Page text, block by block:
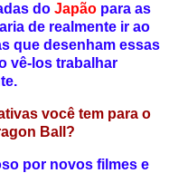
do Japãopara as
de realmente ir ao
que desenham essas
vê-los trabalhar
você tem para o
Ball?
por novos filmes e